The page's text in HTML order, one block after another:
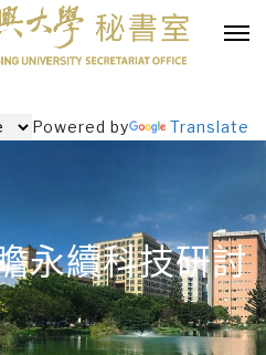
Powered by Translate
永續科技研討